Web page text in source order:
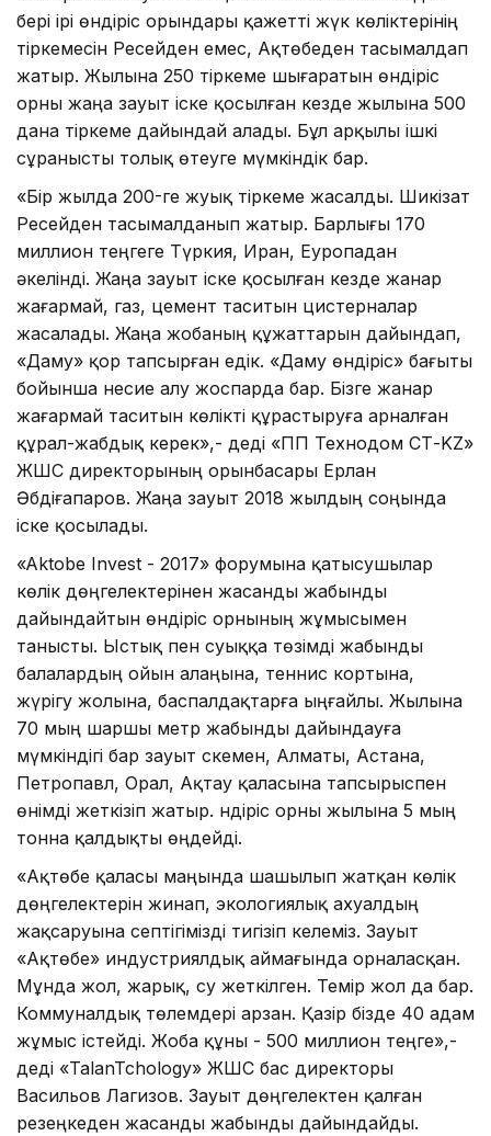
бері ірі өндіріс орындары қажетті жүк көліктерінің
тіркемесін Ресейден емес, Ақтөбеден тасымалдап
жатыр. Жылына 250 тіркеме шығаратын өндіріс
орны жаңа зауыт іске қосылған кезде жылына 500
дана тіркеме дайындай алады. Бұл арқылы ішкі
сұранысты толық өтеуге мүмкіндік бар.
«Бір жылда 200-ге жуық тіркеме жасалды. Шикізат
Ресейден тасымалданып жатыр. Барлығы 170
миллион теңгеге Түркия, Иран, Еуропадан
әкелінді. Жаңа зауыт іске қосылған кезде жанар
жағармай, газ, цемент таситын цистерналар
жасалады. Жаңа жобаның құжаттарын дайындап,
«Даму» қор тапсырған едік. «Даму өндіріс» бағыты
бойынша несие алу жоспарда бар. Бізге жанар
жағармай таситын көлікті құрастыруға арналған
құрал-жабдық керек»,- деді «ПП Технодом СТ-KZ»
ЖШС директорының орынбасары Ерлан
Әбдіғапаров. Жаңа зауыт 2018 жылдың соңында
іске қосылады.
«Aktobe Invest - 2017» форумына қатысушылар
көлік дөңгелектерінен жасанды жабынды
дайындайтын өндіріс орнының жұмысымен
танысты. Ыстық пен суыққа төзімді жабынды
балалардың ойын алаңына, теннис кортына,
жүрігу жолына, баспалдақтарға ыңғайлы. Жылына
70 мың шаршы метр жабынды дайындауға
мүмкіндігі бар зауыт Өскемен, Алматы, Астана,
Петропавл, Орал, Ақтау қаласына тапсырыспен
өнімді жеткізіп жатыр. Өндіріс орны жылына 5 мың
тонна қалдықты өңдейді.
«Ақтөбе қаласы маңында шашылып жатқан көлік
дөңгелектерін жинап, экологиялық ахуалдың
жақсаруына септігімізді тигізіп келеміз. Зауыт
«Ақтөбе» индустриялдық аймағында орналасқан.
Мұнда жол, жарық, су жеткілген. Темір жол да бар.
Коммуналдық төлемдері арзан. Қазір бізде 40 адам
жұмыс істейді. Жоба құны - 500 миллион теңге»,-
деді «TalanTchology» ЖШС бас директоры
Васильов Лагизов. Зауыт дөңгелектен қалған
резеңкеден жасанды жабынды дайындайды.